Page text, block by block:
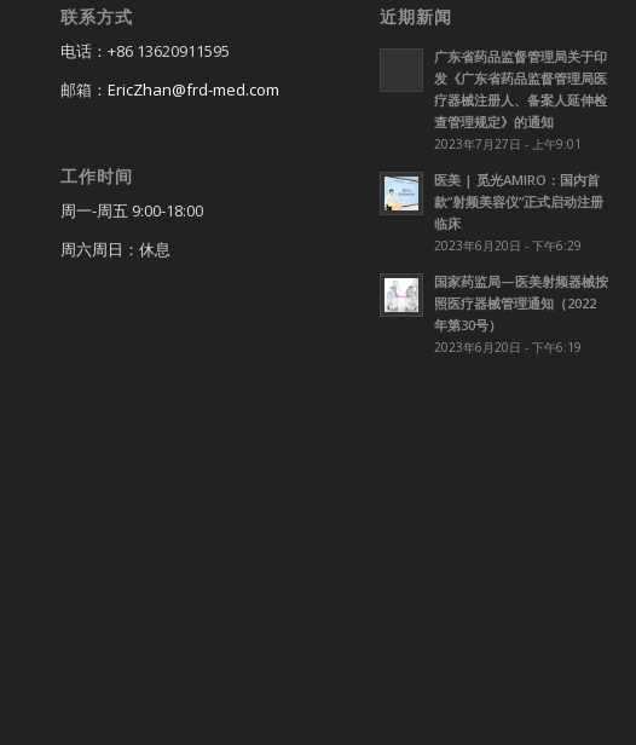
联系方式
电话：+86 13620911595
邮箱： EricZhan@frd-med.com
工作时间
周一-周五 9:00-18:00
周六周日：休息
近期新闻
广东省药品监督管理局关于印
发《广东省药品监督管理局医
疗器械注册人、备案人延伸检
查管理规定》的通知
2023年7月27日 - 上午9:01
医美 | 觅光AMIRO：国内首
款”射频美容仪”正式启动注册
临床
2023年6月20日 - 下午6:29
国家药监局—医美射频器械按
照医疗器械管理通知（2022
年第30号）
2023年6月20日 - 下午6:19